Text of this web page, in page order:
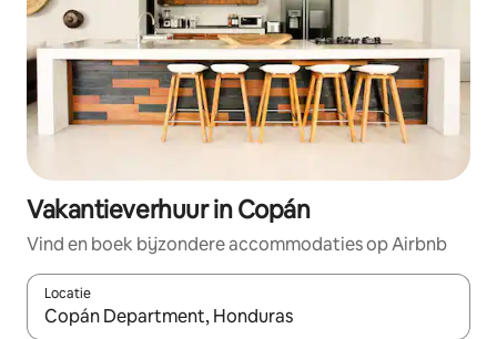
Vakantieverhuur in Copán
Vind en boek bijzondere accommodaties op Airbnb
Locatie
Wanneer er suggesties beschikbaar zijn, maak je een keuze